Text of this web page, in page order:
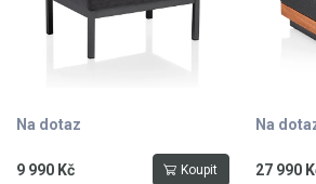
Na dotaz
9 990 Kč Koupit
Na
27 990